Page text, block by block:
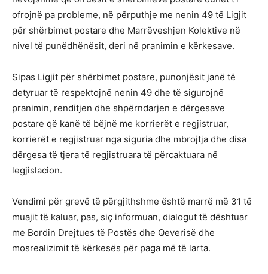
ofrojnë pa probleme, në përputhje me nenin 49 të Ligjit
për shërbimet postare dhe Marrëveshjen Kolektive në
nivel të punëdhënësit, deri në pranimin e kërkesave.
Sipas Ligjit për shërbimet postare, punonjësit janë të
detyruar të respektojnë nenin 49 dhe të sigurojnë
pranimin, renditjen dhe shpërndarjen e dërgesave
postare që kanë të bëjnë me korrierët e regjistruar,
korrierët e regjistruar nga siguria dhe mbrojtja dhe disa
dërgesa të tjera të regjistruara të përcaktuara në
legjislacion.
Vendimi për grevë të përgjithshme është marrë më 31 të
muajit të kaluar, pas, siç informuan, dialogut të dështuar
me Bordin Drejtues të Postës dhe Qeverisë dhe
mosrealizimit të kërkesës për paga më të larta.